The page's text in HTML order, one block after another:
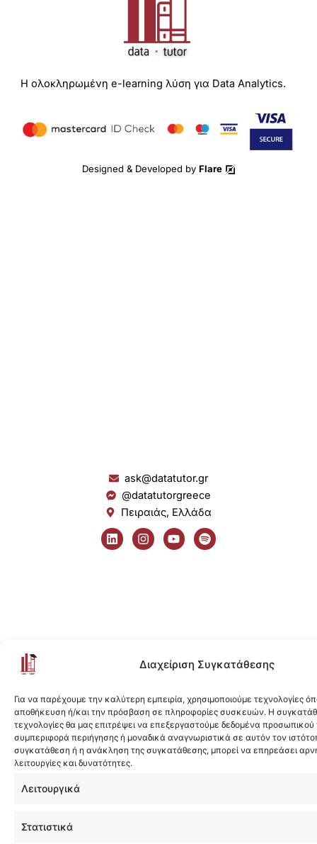
Διαχείριση Συγκατάθεσης
Για να παρέχουμε την καλύτερη εμπειρία, χρησιμοποιούμε τεχνολογίες
αποθήκευση ή/και την πρόσβαση σε πληροφορίες συσκευών. Η
τεχνολογίες θα μας επιτρέψει να επεξεργαστούμε δεδομένα
συμπεριφορά περιήγησης ή μοναδικά αναγνωριστικά σε αυτόν τον
συγκατάθεση ή η ανάκληση της συγκατάθεσης, μπορεί να επηρεάσει
λειτουργίες και δυνατότητες.
Λειτουργικά
Στατιστικά
Η ολοκληρωμένη e-learning λύση για Data Analytics.
Designed & Developed by Flare
ask@datatutor.gr
@datatutorgreece
Πειραιάς, Ελλάδα
L
i
n
I
n
s
Y
o
u
S
p
o